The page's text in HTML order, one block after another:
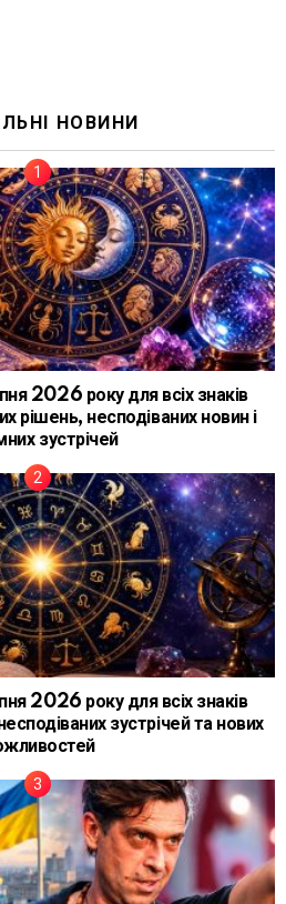
НОВИНИ
2026 року для всіх знаків
рішень, несподіваних новин і
зустрічей
2026 року для всіх знаків
зустрічей та нових